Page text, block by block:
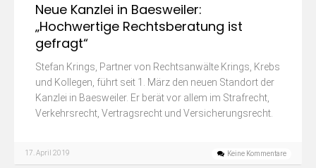
Neue Kanzlei in Baesweiler:
„Hochwertige Rechtsberatung ist
gefragt“
Stefan Krings, Partner von Rechtsanwälte Krings, Krebs
und Kollegen, führt seit 1. März den neuen Standort der
Kanzlei in Baesweiler. Er berät vor allem im Strafrecht,
Verkehrsrecht, Vertragsrecht und Versicherungsrecht.
17. April 2019 Keine Kommentare